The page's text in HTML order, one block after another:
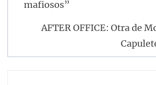
mafiosos”
AFTER OFFICE: Otra de